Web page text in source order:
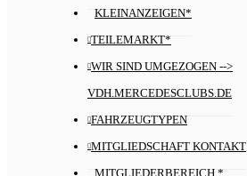
KLEINANZEIGEN*
TEILEMARKT*
WIR SIND UMGEZOGEN -->
VDH.MERCEDESCLUBS.DE
FAHRZEUGTYPEN
MITGLIEDSCHAFT KONTAKT
MITGLIEDERBEREICH *